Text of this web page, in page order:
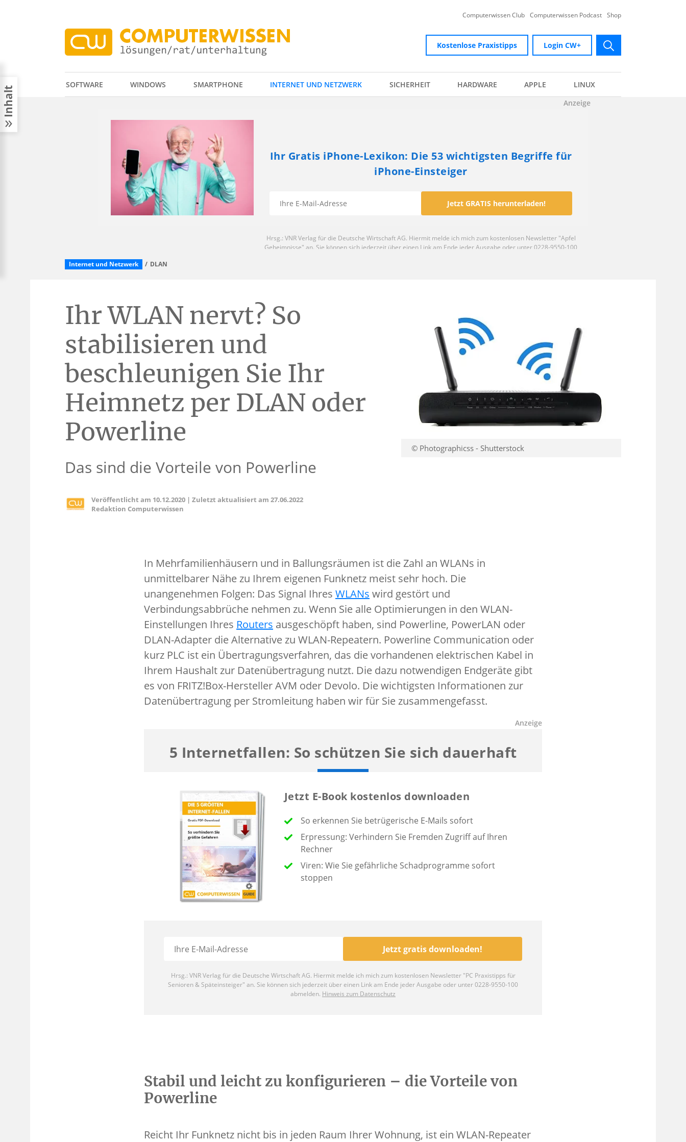
Computerwissen Club Computerwissen Podcast Shop
Kostenlose Praxistipps
Login CW+
submit
SOFTWARE WINDOWS SMARTPHONE INTERNET UND NETZWERK SICHERHEIT HARDWARE APPLE LINUX
Internet und Netzwerk DLAN
© Photographicss - Shutterstock
Ihr WLAN nervt? So
stabilisieren und
beschleunigen Sie Ihr
Heimnetz per DLAN oder
Powerline
Das sind die Vorteile von Powerline
Veröffentlicht am 10.12.2020 | Zuletzt aktualisiert am 27.06.2022
Redaktion Computerwissen
In Mehrfamilienhäusern und in Ballungsräumen ist die Zahl an WLANs in
unmittelbarer Nähe zu Ihrem eigenen Funknetz meist sehr hoch. Die
unangenehmen Folgen: Das Signal Ihres WLANs wird gestört und
Verbindungsabbrüche nehmen zu. Wenn Sie alle Optimierungen in den WLAN-
Einstellungen Ihres Routers ausgeschöpft haben, sind Powerline, PowerLAN oder
DLAN-Adapter die Alternative zu WLAN-Repeatern. Powerline Communication oder
kurz PLC ist ein Übertragungsverfahren, das die vorhandenen elektrischen Kabel in
Ihrem Haushalt zur Datenübertragung nutzt. Die dazu notwendigen Endgeräte gibt
es von FRITZ!Box-Hersteller AVM oder Devolo. Die wichtigsten Informationen zur
Datenübertragung per Stromleitung haben wir für Sie zusammengefasst.
Stabil und leicht zu konfigurieren – die Vorteile von
Powerline
Reicht Ihr Funknetz nicht bis in jeden Raum Ihrer Wohnung, ist ein WLAN-Repeater
Inhalt